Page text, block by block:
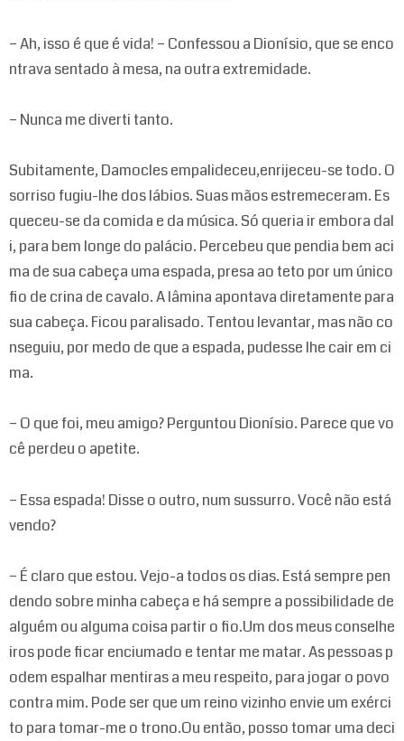
– Ah, isso é que é vida! – Confessou a Dionísio, que se enco
ntrava sentado à mesa, na outra extremidade.
– Nunca me diverti tanto.
Subitamente, Damocles empalideceu,enrijeceu-se todo. O
sorriso fugiu-lhe dos lábios. Suas mãos estremeceram. Es
queceu-se da comida e da música. Só queria ir embora dal
i, para bem longe do palácio. Percebeu que pendia bem aci
ma de sua cabeça uma espada, presa ao teto por um único
fio de crina de cavalo. A lâmina apontava diretamente para
sua cabeça. Ficou paralisado. Tentou levantar, mas não co
nseguiu, por medo de que a espada, pudesse lhe cair em ci
ma.
– O que foi, meu amigo? Perguntou Dionísio. Parece que vo
cê perdeu o apetite.
– Essa espada! Disse o outro, num sussurro. Você não está
vendo?
– É claro que estou. Vejo-a todos os dias. Está sempre pen
dendo sobre minha cabeça e há sempre a possibilidade de
alguém ou alguma coisa partir o fio.Um dos meus conselhe
iros pode ficar enciumado e tentar me matar. As pessoas p
odem espalhar mentiras a meu respeito, para jogar o povo
contra mim. Pode ser que um reino vizinho envie um exérci
to para tomar-me o trono.Ou então, posso tomar uma deci